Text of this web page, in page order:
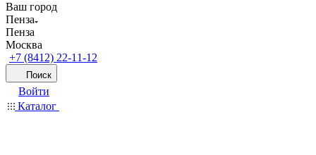
Ваш город
Пенза
Пенза
Москва
+7 (8412) 22-11-12
Поиск
Войти
Каталог